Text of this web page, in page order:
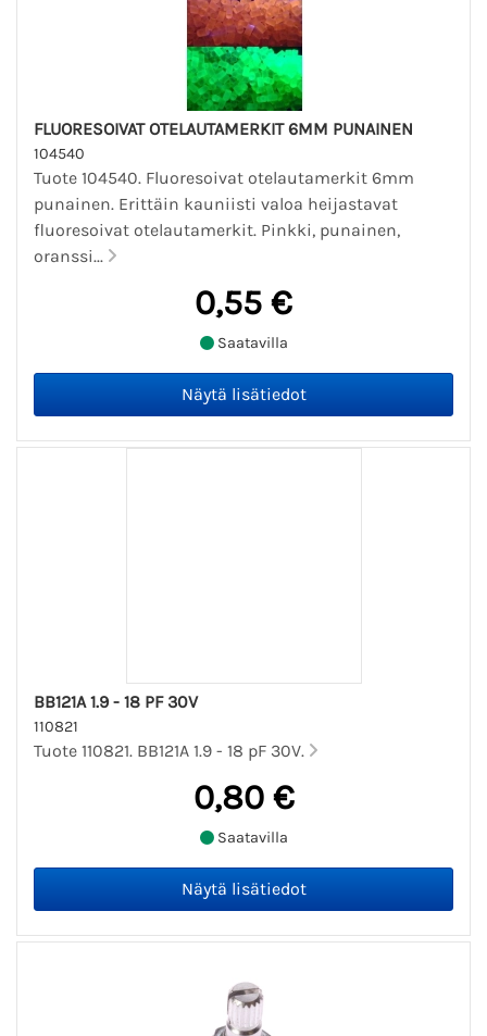
FLUORESOIVAT OTELAUTAMERKIT 6MM PUNAINEN
104540
Tuote 104540. Fluoresoivat otelautamerkit 6mm
punainen. Erittäin kauniisti valoa heijastavat
fluoresoivat otelautamerkit. Pinkki, punainen,
oranssi...
0,55 €
Saatavilla
BB121A 1.9 - 18 PF 30V
110821
Tuote 110821. BB121A 1.9 - 18 pF 30V.
0,80 €
Saatavilla